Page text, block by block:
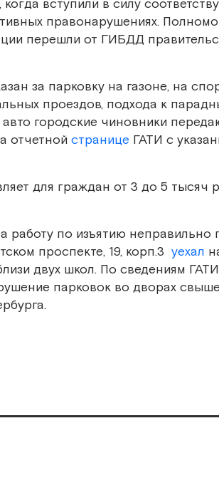
вступили в силу
правонарушениях.
перешли от ГИБДД
за парковку на газоне, на
проездов, подхода к
городские чиновники
отчетной странице ГАТИ с
для граждан от 3 до 5 тысяч
работу по изъятию
проспекте, 19, корп.3 уехал
двух школ. По сведениям
парковок во дворах